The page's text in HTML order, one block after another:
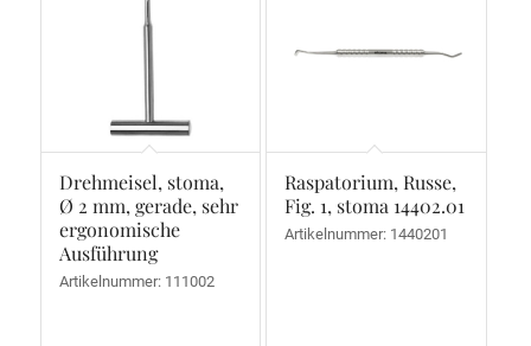
Drehmeisel, stoma,
Ø 2 mm, gerade, sehr
ergonomische
Ausführung
Artikelnummer: 111002
Raspatorium, Russe,
Fig. 1, stoma 14402.01
Artikelnummer: 1440201